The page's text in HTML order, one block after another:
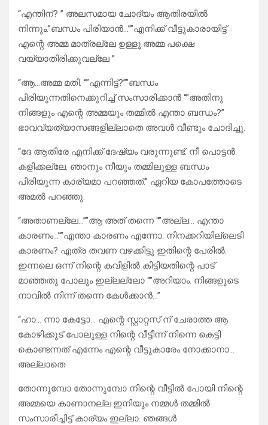
“എന്തിന്? ” അലസമായ ചോദ്യം ആതിരയിൽ
നിന്നും.”ബന്ധം പിരിയാൻ…””എനിക്ക് വീട്ടുകാരായിട്ട്
എന്റെ അമ്മ മാത്രല്ലേ ഉള്ളൂ.അമ്മ പക്ഷെ
വയ്യാതിരിക്കുവല്ലേ ”
“ആ…അമ്മ മതി. “”എന്നിട്ട്?””ബന്ധം
പിരിയുന്നതിനെക്കുറിച്ച് സംസാരിക്കാൻ “”അതിനു
നിങ്ങളും എന്റെ അമ്മയും തമ്മിൽ എന്താ ബന്ധം?”
ഭാവവ്യത്യാസങ്ങളില്ലാതെ അവൾ വീണ്ടും ചോദിച്ചു.
“ദേ ആതിരേ എനിക്ക് ദേഷ്യം വരുന്നുണ്ട്. നീ പൊട്ടൻ
കളിക്കല്ലേ. ഞാനും നീയും തമ്മിലുള്ള ബന്ധം
പിരിയുന്ന കാര്യമാ പറഞ്ഞത്.” ഏറിയ കോപത്തോടെ
അമൽ പറഞ്ഞു.
“അതാണല്ലേ…””ആ അത് തന്നെ “”അല്ല… എന്താ
കാരണം…””എന്താ കാരണം എന്നോ. നിനക്കറിയില്ലെടി
കാരണം? എത്ര തവണ വഴക്കിട്ടു ഇതിന്റെ പേരിൽ.
ഇന്നലെ ഒന്ന് നിന്റെ കവിളിൽ കിട്ടിയതിന്റെ പാട്
മാഞ്ഞതു പോലും ഇല്ലല്ലോ “”അറിയാം. നിങ്ങളുടെ
നാവിൽ നിന്ന് തന്നെ കേൾക്കാൻ…”
“ഹാ… ന്നാ കേട്ടോ… എന്റെ സ്റ്റാറ്റസ് ന് ചേരാത്ത ആ
കോഴിക്കൂട് പോലുള്ള നിന്റെ വീട്ടീന്ന് നിന്നെ കെട്ടി
കൊണ്ടന്നത് എന്നേം എന്റെ വീട്ടുകാരേം നോക്കാനാ…
അല്ലാതെ
തോന്നുമ്പോ തോന്നുമ്പോ നിന്റെ വീട്ടിൽ പോയി നിന്റെ
അമ്മയെ കാണാനല്ല.ഇനിയും നമ്മൾ തമ്മിൽ
സംസാരിച്ചിട്ട് കാര്യം ഇല്ലാ. ഞങ്ങൾ